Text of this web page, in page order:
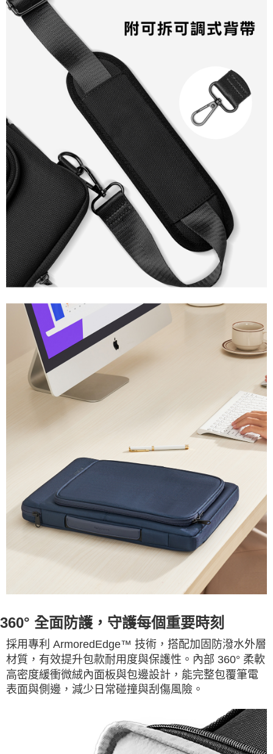
360° 全面防護，守護每個重要時刻
採用專利 ArmoredEdge™ 技術，搭配加固防潑水外層
材質，有效提升包款耐用度與保護性。內部 360° 柔軟
高密度緩衝微絨內面板與包邊設計，能完整包覆筆電
表面與側邊，減少日常碰撞與刮傷風險。